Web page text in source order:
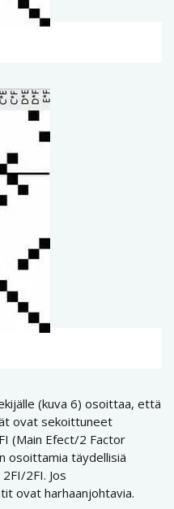
(kuva 6) osoittaa, että
ovat sekoittuneet
(Main Efect/2 Factor
osoittamia täydellisiä
2FI. Jos
ovat harhaanjohtavia.